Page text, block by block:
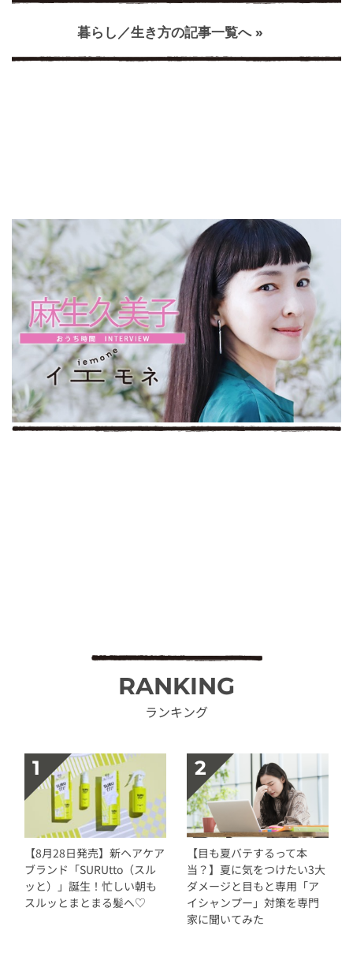
暮らし／生き方の記事一覧へ »
RANKING
ランキング
【8月28日発売】新ヘアケア
ブランド「SURUtto（スル
ッと）」誕生！忙しい朝も
スルッとまとまる髪へ♡
【目も夏バテするって本
当？】夏に気をつけたい3大
ダメージと目もと専用「ア
イシャンプー」対策を専門
家に聞いてみた